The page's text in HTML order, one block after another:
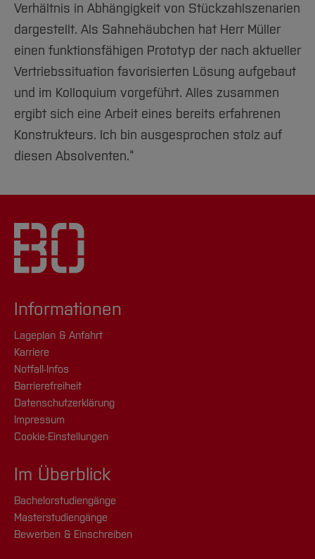
Verhältnis in Abhängigkeit von Stückzahlszenarien
dargestellt. Als Sahnehäubchen hat Herr Müller
einen funktionsfähigen Prototyp der nach aktueller
Vertriebssituation favorisierten Lösung aufgebaut
und im Kolloquium vorgeführt. Alles zusammen
ergibt sich eine Arbeit eines bereits erfahrenen
Konstrukteurs. Ich bin ausgesprochen stolz auf
diesen Absolventen.“
Informationen
Lageplan & Anfahrt
Karriere
Notfall-Infos
Barrierefreiheit
Datenschutzerklärung
Impressum
Cookie-Einstellungen
Im Überblick
Bachelorstudiengänge
Masterstudiengänge
Bewerben & Einschreiben